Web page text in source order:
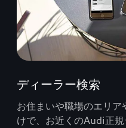
ディーラー検索
お住まいや職場のエリ
けで、お近くのAudi正規